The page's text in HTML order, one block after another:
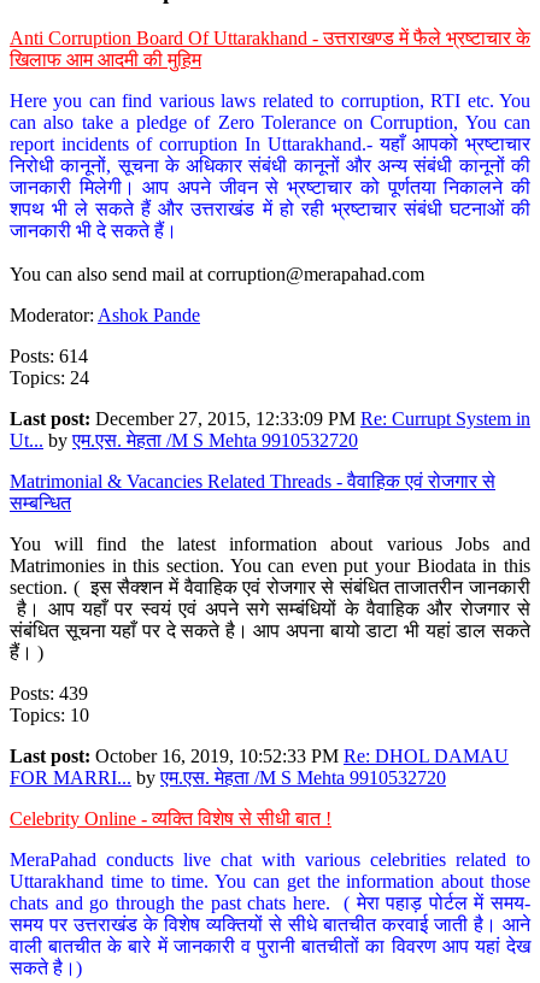
Anti Corruption Board Of Uttarakhand - उत्तराखण्ड में फैले भ्रष्टाचार के
खिलाफ आम आदमी की मुहिम
Here you can find various laws related to corruption, RTI etc. You
can also take a pledge of Zero Tolerance on Corruption, You can
report incidents of corruption In Uttarakhand.- यहाँ आपको भ्रष्टाचार
निरोधी कानूनों, सूचना के अधिकार संबंधी कानूनों और अन्य संबंधी कानूनों की
जानकारी मिलेगी। आप अपने जीवन से भ्रष्टाचार को पूर्णतया निकालने की
शपथ भी ले सकते हैं और उत्तराखंड में हो रही भ्रष्टाचार संबंधी घटनाओं की
जानकारी भी दे सकते हैं।
You can also send mail at corruption@merapahad.com
Moderator: Ashok Pande
Posts: 614
Topics: 24
Last post: December 27, 2015, 12:33:09 PM Re: Currupt System in
Ut... byएम.एस. मेहता /M S Mehta 9910532720
Matrimonial & Vacancies Related Threads - वैवाहिक एवं रोजगार से
सम्बन्धित
You will find the latest information about various Jobs and
Matrimonies in this section. You can even put your Biodata in this
section. ( इस सैक्शन में वैवाहिक एवं रोजगार से संबंधित ताजातरीन जानकारी
है। आप यहाँ पर स्वयं एवं अपने सगे सम्बंधियों के वैवाहिक और रोजगार से
संबंधित सूचना यहाँ पर दे सकते है। आप अपना बायो डाटा भी यहां डाल सकते
हैं। )
Posts: 439
Topics: 10
Last post: October 16, 2019, 10:52:33 PM Re: DHOL DAMAU
FOR MARRI... byएम.एस. मेहता /M S Mehta 9910532720
Celebrity Online - व्यक्ति विशेष से सीधी बात !
MeraPahad conducts live chat with various celebrities related to
Uttarakhand time to time. You can get the information about those
chats and go through the past chats here. ( मेरा पहाड़ पोर्टल में समय-
समय पर उत्तराखंड के विशेष व्यक्तियों से सीधे बातचीत करवाई जाती है। आने
वाली बातचीत के बारे में जानकारी व पुरानी बातचीतों का विवरण आप यहां देख
सकते है।)